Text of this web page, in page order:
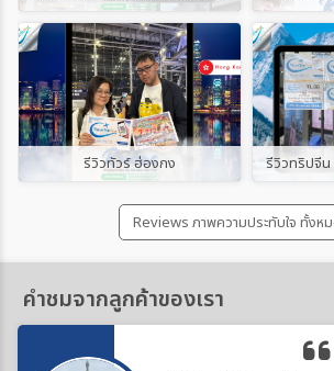
รีวิวทัวร์ ฮ่องกง
Reviews ภาพความประทับใจ ทั้งห
คำชมจากลูกค้าของเรา